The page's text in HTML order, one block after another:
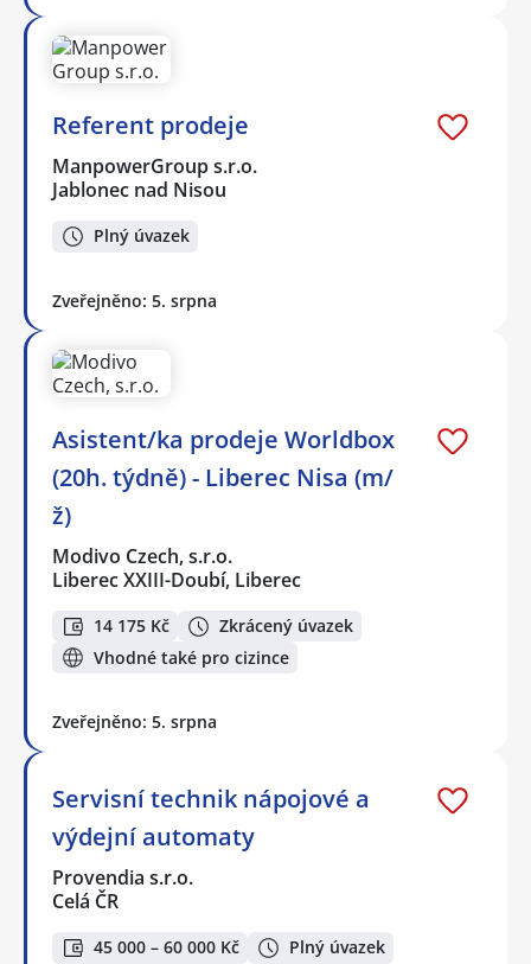
Referent prodeje
ManpowerGroup s.r.o.
Jablonec nad Nisou
Plný úvazek
Zveřejněno: 5. srpna
Asistent/ka prodeje Worldbox
(20h. týdně) - Liberec Nisa (m/
ž)
Modivo Czech, s.r.o.
Liberec XXIII-Doubí, Liberec
14 175 Kč
Zkrácený úvazek
Vhodné také pro cizince
Zveřejněno: 5. srpna
Servisní technik nápojové a
výdejní automaty
Provendia s.r.o.
Celá ČR
45 000 – 60 000 Kč Plný úvazek